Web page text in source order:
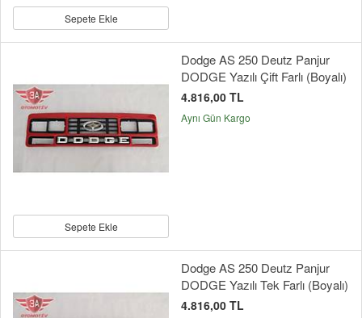
Sepete Ekle
Sepete Ekle
Dodge AS 250 Deutz Panjur
DODGE Yazılı Çift Farlı (Boyalı)
4.816,00 TL
Aynı Gün Kargo
Dodge AS 250 Deutz Panjur
DODGE Yazılı Tek Farlı (Boyalı)
4.816,00 TL